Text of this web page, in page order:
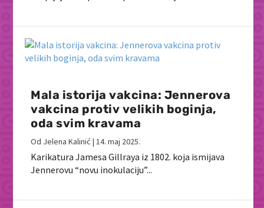
Mala istorija vakcina: Jennerova
vakcina protiv velikih boginja,
oda svim kravama
Od Jelena Kalinić |14. maj 2025.
Karikatura Jamesa Gillraya iz 1802. koja ismijava
Jennerovu “novu inokulaciju”...